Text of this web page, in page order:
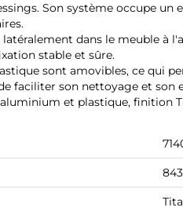
Son système occupe un
latéralement dans le meuble à
stable et sûre.
sont amovibles, ce qui
faciliter son nettoyage et son
et plastique, finition